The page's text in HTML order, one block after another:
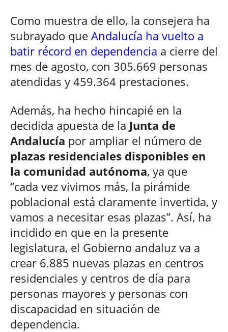
Como muestra de ello, la consejera ha
subrayado que Andalucía ha vuelto a
batir récord en dependencia a cierre del
mes de agosto, con 305.669 personas
atendidas y 459.364 prestaciones.
Además, ha hecho hincapié en la
decidida apuesta de la Junta de
Andalucía por ampliar el número de
plazas residenciales disponibles en
la comunidad autónoma, ya que
“cada vez vivimos más, la pirámide
poblacional está claramente invertida, y
vamos a necesitar esas plazas”. Así, ha
incidido en que en la presente
legislatura, el Gobierno andaluz va a
crear 6.885 nuevas plazas en centros
residenciales y centros de día para
personas mayores y personas con
discapacidad en situación de
dependencia.